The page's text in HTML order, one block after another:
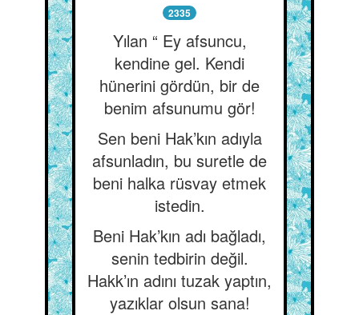
2335
Yılan “ Ey afsuncu,
kendine gel. Kendi
hünerini gördün, bir de
benim afsunumu gör!
Sen beni Hak’kın adıyla
afsunladın, bu suretle de
beni halka rüsvay etmek
istedin.
Beni Hak’kın adı bağladı,
senin tedbirin değil.
Hakk’ın adını tuzak yaptın,
yazıklar olsun sana!